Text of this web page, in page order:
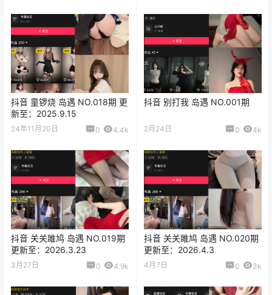
抖音 童锣烧 岛遇 NO.018期 更
新至：2025.9.15
24年11月20日 0 4.4k
抖音 别打我 岛遇 NO.001期
2月24日 0 4k
抖音 关关雎鸠 岛遇 NO.019期
更新至：2026.3.23
3月27日 0 4.9k
抖音 关关雎鸠 岛遇 NO.020期
更新至：2026.4.3
4月7日 0 3k